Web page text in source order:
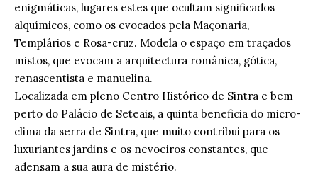
enigmáticas, lugares estes que ocultam significados
alquímicos, como os evocados pela Maçonaria,
Templários e Rosa-cruz. Modela o espaço em traçados
mistos, que evocam a arquitectura românica, gótica,
renascentista e manuelina.
Localizada em pleno Centro Histórico de Sintra e bem
perto do Palácio de Seteais, a quinta beneficia do micro-
clima da serra de Sintra, que muito contribui para os
luxuriantes jardins e os nevoeiros constantes, que
adensam a sua aura de mistério.